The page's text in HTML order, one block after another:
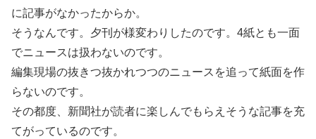
に記事がなかったからか。
そうなんです。夕刊が様変わりしたのです。4紙とも一面
でニュースは扱わないのです。
編集現場の抜きつ抜かれつつのニュースを追って紙面を作
らないのです。
その都度、新聞社が読者に楽しんでもらえそうな記事を充
てがっているのです。